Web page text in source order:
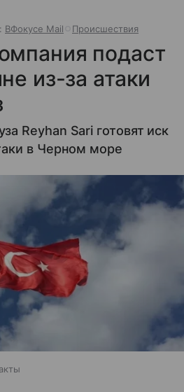
ВФокусе Mail Происшествия
подаст
из-за атаки
Reyhan Sari готовят иск
в Черном море